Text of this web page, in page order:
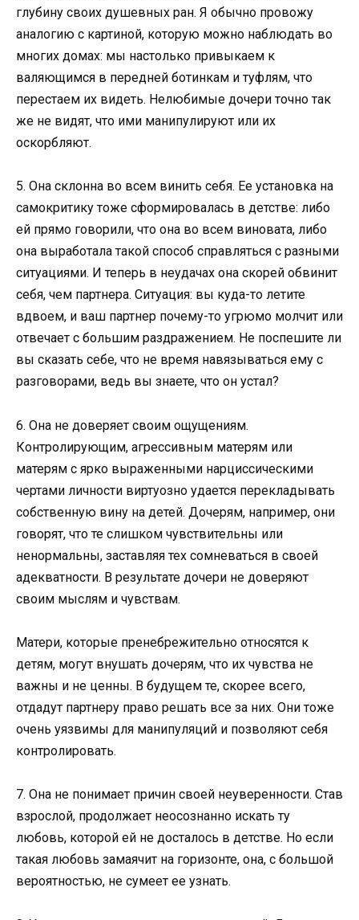
глубину своих душевных ран. Я обычно провожу
аналогию с картиной, которую можно наблюдать во
многих домах: мы настолько привыкаем к
валяющимся в передней ботинкам и туфлям, что
перестаем их видеть. Нелюбимые дочери точно так
же не видят, что ими манипулируют или их
оскорбляют.
5. Она склонна во всем винить себя. Ее установка на
самокритику тоже сформировалась в детстве: либо
ей прямо говорили, что она во всем виновата, либо
она выработала такой способ справляться с разными
ситуациями. И теперь в неудачах она скорей обвинит
себя, чем партнера. Ситуация: вы куда-то летите
вдвоем, и ваш партнер почему-то угрюмо молчит или
отвечает с большим раздражением. Не поспешите ли
вы сказать себе, что не время навязываться ему с
разговорами, ведь вы знаете, что он устал?
6. Она не доверяет своим ощущениям.
Контролирующим, агрессивным матерям или
матерям с ярко выраженными нарциссическими
чертами личности виртуозно удается перекладывать
собственную вину на детей. Дочерям, например, они
говорят, что те слишком чувствительны или
ненормальны, заставляя тех сомневаться в своей
адекватности. В результате дочери не доверяют
своим мыслям и чувствам.
Матери, которые пренебрежительно относятся к
детям, могут внушать дочерям, что их чувства не
важны и не ценны. В будущем те, скорее всего,
отдадут партнеру право решать все за них. Они тоже
очень уязвимы для манипуляций и позволяют себя
контролировать.
7. Она не понимает причин своей неуверенности. Став
взрослой, продолжает неосознанно искать ту
любовь, которой ей не досталось в детстве. Но если
такая любовь замаячит на горизонте, она, с большой
вероятностью, не сумеет ее узнать.